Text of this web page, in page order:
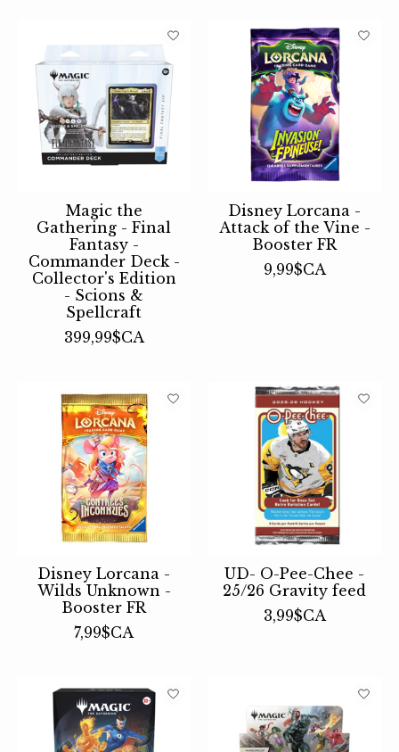
Magic the
Gathering - Final
Fantasy -
Commander Deck -
Collector's Edition
- Scions &
Spellcraft
399,99$CA
Disney Lorcana -
Attack of the Vine -
Booster FR
9,99$CA
Disney Lorcana -
Wilds Unknown -
Booster FR
7,99$CA
UD- O-Pee-Chee -
25/26 Gravity feed
3,99$CA